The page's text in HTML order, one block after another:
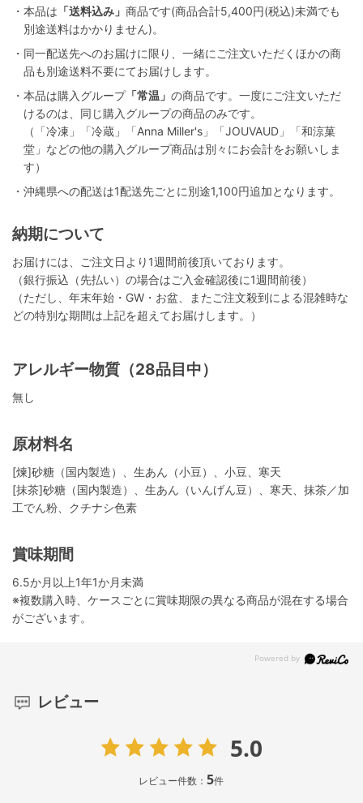
・本品は 「送料込み」 商品です(商品合計5,400円(税込)未満でも
別途送料はかかりません)。
・同一配送先へのお届けに限り、一緒にご注文いただくほかの商
品も別途送料不要にてお届けします。
・本品は購入グループ「常温」 の商品です。一度にご注文いただ
けるのは、同じ購入グループの商品のみです。
（「冷凍」「冷蔵」「Anna Miller's」「JOUVAUD」「和涼菓
堂」などの他の購入グループ商品は別々にお会計をお願いしま
す）
・沖縄県への配送は1配送先ごとに別途1,100円追加となります。
納期について
お届けには、ご注文日より1週間前後頂いております。
（銀行振込（先払い）の場合はご入金確認後に1週間前後）
（ただし、年末年始・GW・お盆、またご注文殺到による混雑時な
どの特別な期間は上記を超えてお届けします。）
アレルギー物質（28品目中）
無し
原材料名
[煉]砂糖（国内製造）、生あん（小豆）、小豆、寒天
[抹茶]砂糖（国内製造）、生あん（いんげん豆）、寒天、抹茶／加
工でん粉、クチナシ色素
賞味期間
6.5か月以上1年1か月未満
※複数購入時、ケースごとに賞味期限の異なる商品が混在する場合
がございます。
レビュー
5.0
レビュー件数：5件